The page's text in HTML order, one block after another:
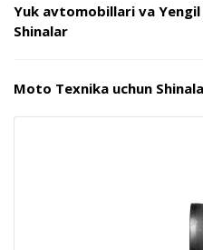
Yuk avtomobillari va
Shinalar
Moto Texnika uchun